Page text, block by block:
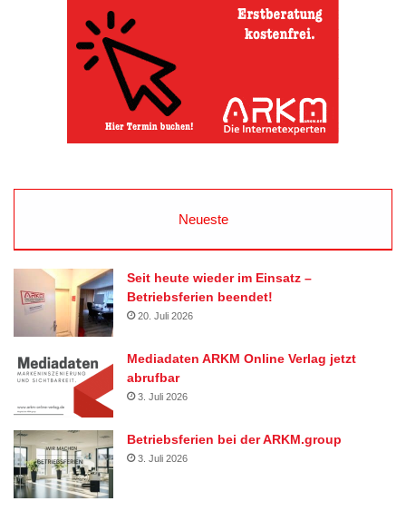
Neueste
Seit heute wieder im Einsatz –
Betriebsferien beendet!
20. Juli 2026
Mediadaten ARKM Online Verlag jetzt
abrufbar
3. Juli 2026
Betriebsferien bei der ARKM.group
3. Juli 2026